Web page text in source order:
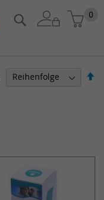
Zum
Inhalt
0
Suche